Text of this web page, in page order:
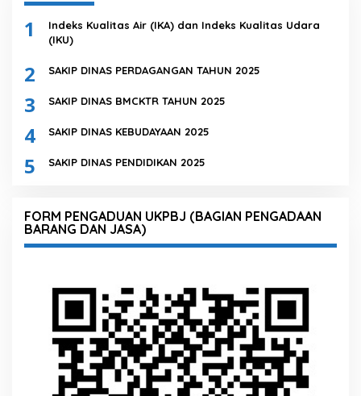
1
Indeks Kualitas Air (IKA) dan Indeks Kualitas Udara
(IKU)
2 SAKIP DINAS PERDAGANGAN TAHUN 2025
3 SAKIP DINAS BMCKTR TAHUN 2025
4 SAKIP DINAS KEBUDAYAAN 2025
5 SAKIP DINAS PENDIDIKAN 2025
FORM PENGADUAN UKPBJ (BAGIAN PENGADAAN
BARANG DAN JASA)